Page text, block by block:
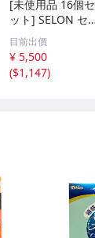
[未使用品 16個セ
ット] SELON セ
ロンドーム クリ
アー 120L プリン
ト アダプター付
フラワーアレンジ
目前出價
¥ 5,500
($1,147)